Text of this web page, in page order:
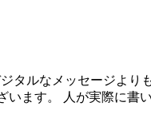
ルなメッセージよ
ます。 人が実際に